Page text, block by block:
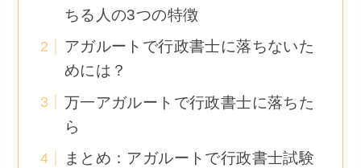
ちる人の3つの特徴
アガルートで行政書士に落ちないた
めには？
万一アガルートで行政書士に落ちた
ら
まとめ：アガルートで行政書士試験